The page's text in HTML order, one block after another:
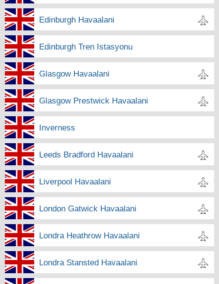
Edinburgh Havaalani
Edinburgh Tren Istasyonu
Glasgow Havaalani
Glasgow Prestwick Havaalani
Inverness
Leeds Bradford Havaalani
Liverpool Havaalani
London Gatwick Havaalani
Londra Heathrow Havaalani
Londra Stansted Havaalani